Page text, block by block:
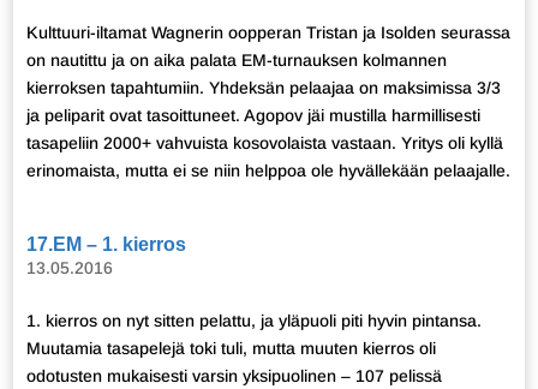
Kulttuuri-iltamat Wagnerin oopperan Tristan ja Isolden seurassa
on nautittu ja on aika palata EM-turnauksen kolmannen
kierroksen tapahtumiin. Yhdeksän pelaajaa on maksimissa 3/3
ja peliparit ovat tasoittuneet. Agopov jäi mustilla harmillisesti
tasapeliin 2000+ vahvuista kosovolaista vastaan. Yritys oli kyllä
erinomaista, mutta ei se niin helppoa ole hyvällekään pelaajalle.
17.EM – 1. kierros
13.05.2016
1. kierros on nyt sitten pelattu, ja yläpuoli piti hyvin pintansa.
Muutamia tasapelejä toki tuli, mutta muuten kierros oli
odotusten mukaisesti varsin yksipuolinen – 107 pelissä